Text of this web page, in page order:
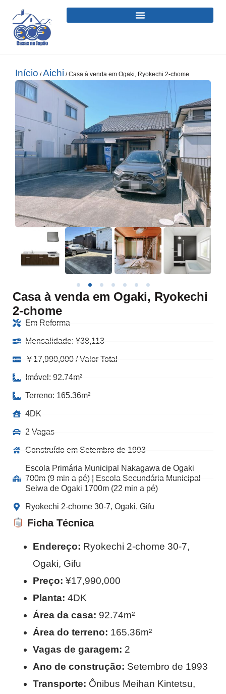
Início /Aichi / Casa à venda em Ogaki, Ryokechi 2-chome
Casa à venda em Ogaki, Ryokechi
2-chome
Em Reforma
Mensalidade: ¥38,113
￥17,990,000 / Valor Total
Imóvel: 92.74m²
Terreno: 165.36m²
4DK
2 Vagas
Construído em Setembro de 1993
Escola Primária Municipal Nakagawa de Ogaki
700m (9 min a pé) | Escola Secundária Municipal
Seiwa de Ogaki 1700m (22 min a pé)
Ryokechi 2-chome 30-7, Ogaki, Gifu
Ficha Técnica
Endereço: Ryokechi 2-chome 30-7,
Ogaki, Gifu
Preço: ¥17,990,000
Planta: 4DK
Área da casa: 92.74m²
Área do terreno: 165.36m²
Vagas de garagem: 2
Ano de construção: Setembro de 1993
Transporte: Ônibus Meihan Kintetsu,